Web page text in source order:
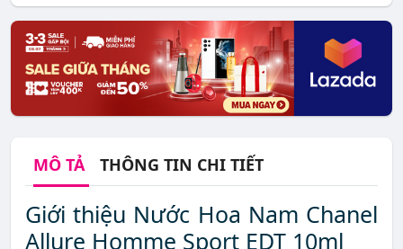
MÔ TẢ THÔNG TIN CHI TIẾT
Giới thiệu Nước Hoa Nam Chanel
Allure Homme Sport EDT 10ml